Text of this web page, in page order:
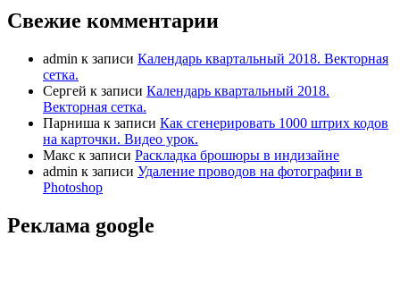
Свежие комментарии
admin к записи Календарь квартальный 2018. Векторная
сетка.
Сергей к записи Календарь квартальный 2018.
Векторная сетка.
Парниша к записи Как сгенерировать 1000 штрих кодов
на карточки. Видео урок.
Макс к записи Раскладка брошюры в индизайне
admin к записи Удаление проводов на фотографии в
Photoshop
Реклама google